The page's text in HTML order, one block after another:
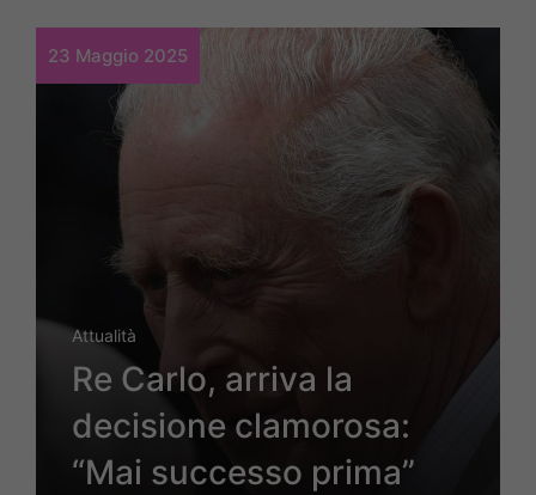
23 Maggio 2025
Attualità
Re Carlo, arriva la
decisione clamorosa:
“Mai successo prima”